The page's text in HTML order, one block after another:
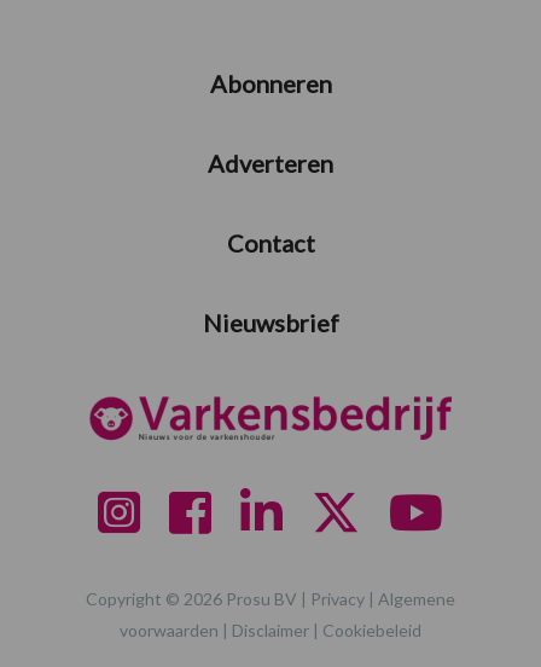
Abonneren
Adverteren
Contact
Nieuwsbrief
Copyright © 2026 Prosu BV | Privacy | Algemene
voorwaarden | Disclaimer | Cookiebeleid